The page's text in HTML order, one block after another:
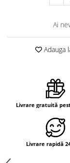
Ai
Adauga
Livrare gratuită
Livrare rapidă